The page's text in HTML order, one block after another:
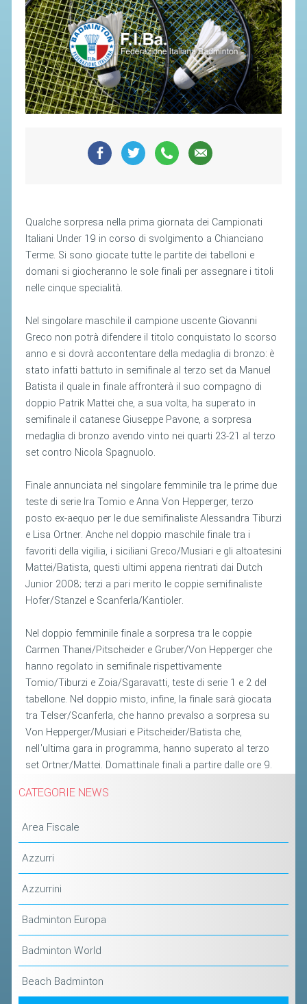
Qualche sorpresa nella prima giornata dei Campionati
Italiani Under 19 in corso di svolgimento a Chianciano
Terme. Si sono giocate tutte le partite dei tabelloni e
domani si giocheranno le sole finali per assegnare i titoli
nelle cinque specialità.
Nel singolare maschile il campione uscente Giovanni
Greco non potrà difendere il titolo conquistato lo scorso
anno e si dovrà accontentare della medaglia di bronzo: è
stato infatti battuto in semifinale al terzo set da Manuel
Batista il quale in finale affronterà il suo compagno di
doppio Patrik Mattei che, a sua volta, ha superato in
semifinale il catanese Giuseppe Pavone, a sorpresa
medaglia di bronzo avendo vinto nei quarti 23-21 al terzo
set contro Nicola Spagnuolo.
Finale annunciata nel singolare femminile tra le prime due
teste di serie Ira Tomio e Anna Von Hepperger, terzo
posto ex-aequo per le due semifinaliste Alessandra Tiburzi
e Lisa Ortner. Anche nel doppio maschile finale tra i
favoriti della vigilia, i siciliani Greco/Musiari e gli altoatesini
Mattei/Batista, questi ultimi appena rientrati dai Dutch
Junior 2008; terzi a pari merito le coppie semifinaliste
Hofer/Stanzel e Scanferla/Kantioler.
Nel doppio femminile finale a sorpresa tra le coppie
Carmen Thanei/Pitscheider e Gruber/Von Hepperger che
hanno regolato in semifinale rispettivamente
Tomio/Tiburzi e Zoia/Sgaravatti, teste di serie 1 e 2 del
tabellone. Nel doppio misto, infine, la finale sarà giocata
tra Telser/Scanferla, che hanno prevalso a sorpresa su
Von Hepperger/Musiari e Pitscheider/Batista che,
nell'ultima gara in programma, hanno superato al terzo
set Ortner/Mattei. Domattinale finali a partire dalle ore 9.
CATEGORIE NEWS
Area Fiscale
Azzurri
Azzurrini
Badminton Europa
Badminton World
Beach Badminton
SEGRETERIA FEDERALE
CONTATTI
AVVISI E BANDI
CIRCOLARI
RESPONSABILITÀ SOCIALE
RICHIESTA PATROCINIO
REGOLAMENTI
PROVVEDIMENTI
ORGANI DI GIUSTIZIA FEDERALE
STAFF TECNICO
CTF – PALABADMINTON
ATLETI D'INTERESSE NAZIONALE
SCHEDE ATLETI
VOLA CON NOI
CENTRI TECNICI TERRITORIALI
COMMISSIONE ATLETI
TESSERAMENTO
AFFILIAZIONE E TESSERAMENTO
QUOTE E TASSE
CONVENZIONI
LINE
ASSICURAZIONE
MODULI
AFFILIARE UN ESD
GARE ED EVENTI
EVENTI INTERNAZIONALI
MANIFESTAZIONI SPORTIVE